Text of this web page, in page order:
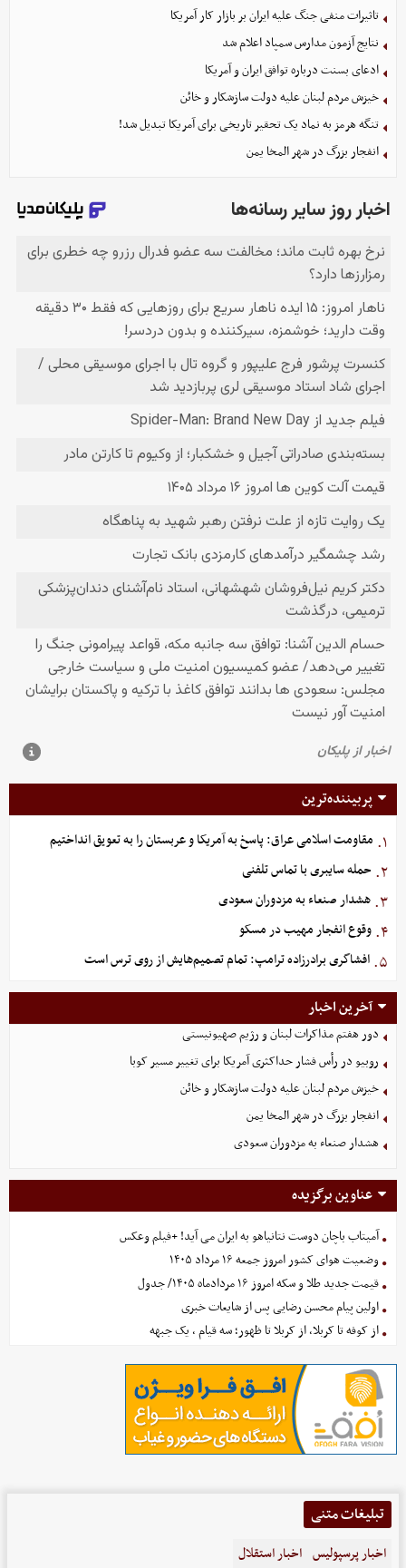
تاثیرات منفی جنگ علیه ایران بر بازار کار آمریکا
نتایج آزمون مدارس سمپاد اعلام شد
ادعای بسنت درباره توافق ایران و آمریکا
خیزش مردم لبنان علیه دولت سازشکار و خائن
تنگه هرمز به نماد یک تحقیر تاریخی برای آمریکا تبدیل شد!
انفجار بزرگ در شهر المخا یمن
پربیننده‌ترین
۱. مقاومت اسلامی عراق: پاسخ به آمریکا و عربستان را به تعویق انداختیم
۲. حمله سایبری با تماس تلفنی
۳. هشدار صنعاء به مزدوران سعودی
۴. وقوع انفجار مهیب در مسکو
۵. افشاگری برادرزاده ترامپ: تمام تصمیم‌هایش از روی ترس است
آخرین اخبار
دور هفتم مذاکرات لبنان و رژیم صهیونیستی
روبیو در رأس فشار حداکثری آمریکا برای تغییر مسیر کوبا
خیزش مردم لبنان علیه دولت سازشکار و خائن
انفجار بزرگ در شهر المخا یمن
هشدار صنعاء به مزدوران سعودی
عناوین برگزیده
آمیتاب باچان دوست نتانیاهو به ایران می آید! +فیلم وعکس
وضعیت هوای کشور امروز جمعه ۱۶ مرداد ۱۴۰۵
قیمت جدید طلا و سکه امروز ۱۶ مردادماه ۱۴۰۵/ جدول
اولین پیام محسن رضایی پس از شایعات خبری
از کوفه تا کربلا، از کربلا تا ظهور؛ سه قیام ، یک جبهه
تبلیغات متنی
اخبار پرسپولیس اخبار استقلال